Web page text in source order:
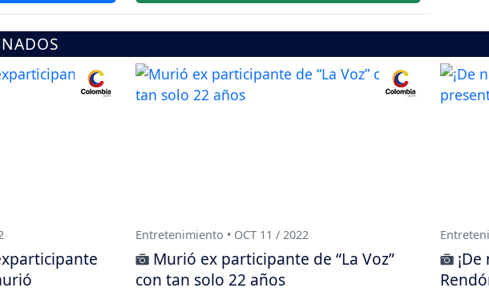
Entretenimiento • OCT 11 / 2022
Murió ex participante de “La Voz”
con tan solo 22 años